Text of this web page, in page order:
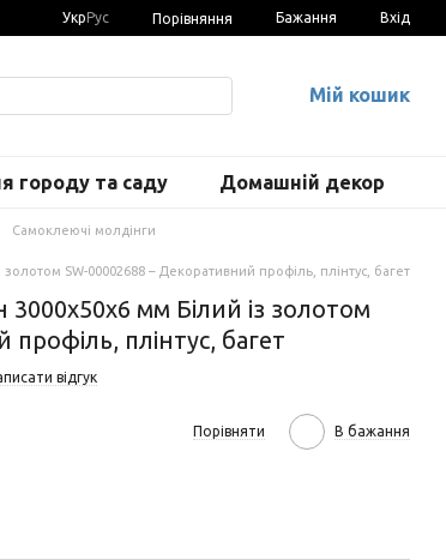
УкрРус Порівняння Бажання Вхід
Мій кошик
городу та саду Домашній декор
Самоклеючі молдінги
SW-00002688 – Декоративний профіль, плінтус, багет
3000х50х6 мм Білий із золотом
плінтус, багет
відгук
Порівняти В бажання